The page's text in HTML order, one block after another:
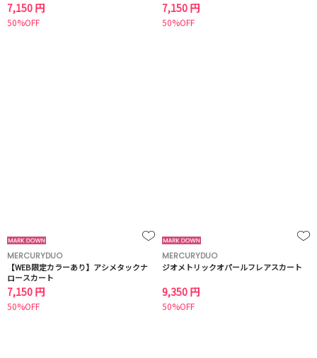
7,150 円
50%OFF
7,150 円
50%OFF
MERCURYDUO
【WEB限定カラーあり】アシメタックナ
ロースカート
7,150 円
50%OFF
MERCURYDUO
ジオメトリックオパールフレアスカート
9,350 円
50%OFF